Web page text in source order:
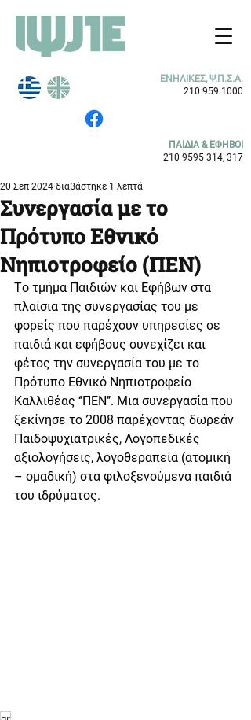
ΕΝΗΛΙΚΕΣ, Ψ.Π.Σ.Α.
210 959 1000
ΠΑΙΔΙΑ & ΕΦΗΒΟΙ
210 9595 314, 317
Συνεργασία με το
Πρότυπο Εθνικό
Νηπιοτροφείο (ΠΕΝ)
20 Σεπ 2024 διαβάστηκε 1 λεπτά
Tο τμήμα Παιδιών και Eφήβων στα
πλαίσια της συνεργασίας του με
φορείς που παρέχουν υπηρεσίες σε
παιδιά και εφήβους συνεχίζει και
φέτος την συνεργασία του με το
Πρότυπο Εθνικό Νηπιοτροφείο
Καλλιθέας ‘’ΠΕΝ’’. Μια συνεργασία που
ξεκίνησε το 2008 παρέχοντας δωρεάν
Παιδοψυχιατρικές, Λογοπεδικές
αξιολογήσεις, λογοθεραπεία (ατομική
– ομαδική) στα φιλοξενούμενα παιδιά
του ιδρύματος.